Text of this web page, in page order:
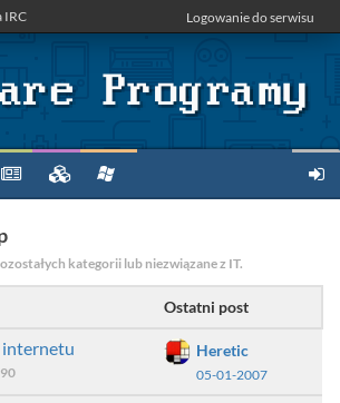
IRC Logowanie do serwisu
kategorii lub niezwiązane z IT.
Ostatni post
internetu Heretic
05-01-2007